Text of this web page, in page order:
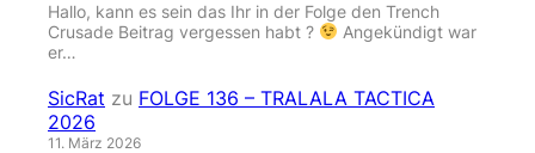
Hallo, kann es sein das Ihr in der Folge den Trench
Crusade Beitrag vergessen habt ?
Angekündigt war
er…
SicRat zu FOLGE 136 – TRALALA TACTICA
2026
11. März 2026